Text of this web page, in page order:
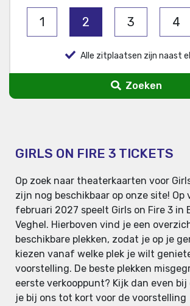
1 2 3 4
Alle zitplaatsen zijn naast
Zoeken
GIRLS ON FIRE 3 TICKETS
Op zoek naar theaterkaarten voor
zijn nog beschikbaar op onze site! Op
februari 2027 speelt Girls on Fire 3 in
Veghel. Hierboven vind je een
beschikbare plekken, zodat je op je
kiezen vanaf welke plek je wilt
voorstelling. De beste plekken
eerste verkooppunt? Kijk dan even bij
je bij ons tot kort voor de voorstelling